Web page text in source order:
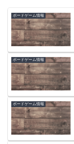
ボードゲーム情報
ボードゲーム情報
ボードゲーム情報